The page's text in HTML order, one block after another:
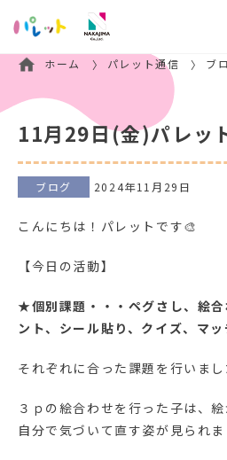
ホーム パレット通信 ブ
11月29日(金)パレッ
ブログ 2024年11月29日
こんにちは！パレットです🎨
【今日の活動】
★個別課題・・・ペグさし、絵
ント、シール貼り、クイズ、マ
それぞれに合った課題を行いまし
３ｐの絵合わせを行った子は、
自分で気づいて直す姿が見られ